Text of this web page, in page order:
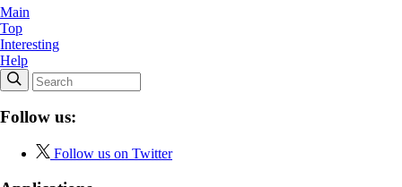
Main
Top
Interesting
Help
Follow us:
Follow us on Twitter